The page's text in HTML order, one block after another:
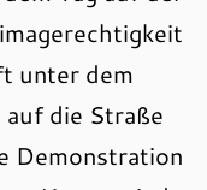
unter dem
die Straße
Demonstration